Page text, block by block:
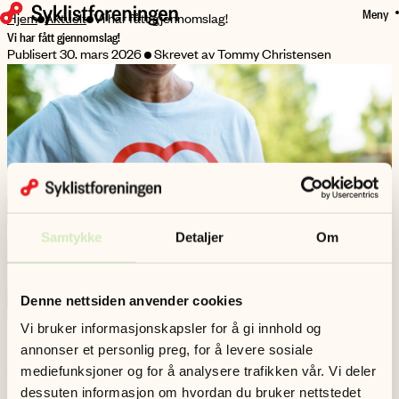
Samtykke Detaljer Om
Denne nettsiden anvender cookies
Vi bruker informasjonskapsler for å gi innhold og
annonser et personlig preg, for å levere sosiale
mediefunksjoner og for å analysere trafikken vår. Vi deler
dessuten informasjon om hvordan du bruker nettstedet
HOPP
TIL
HOVEDINNHOLD
Meny
Hjem Aktuelt Vi har fått gjennomslag!
Vi har fått gjennomslag!
Publisert 30. mars 2026 Skrevet av Tommy Christensen
Nå blir det 30 km/t som fartsgrense i tettbygde strøk.
Syklistforeningen har i lang tid jobbet for å få ned fartsgrensene i
nærmiljøer hvor barn og voksne sykler og går til skole, jobb og